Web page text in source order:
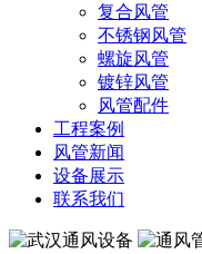
复合风管
不锈钢风管
螺旋风管
镀锌风管
风管配件
工程案例
风管新闻
设备展示
联系我们